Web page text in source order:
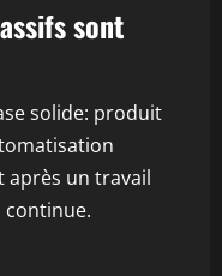
sont
solide: produit
après un travail